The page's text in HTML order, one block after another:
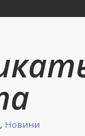
, Новини